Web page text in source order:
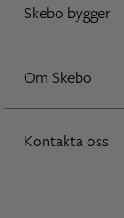
Skebo bygger
Om Skebo
Kontakta oss